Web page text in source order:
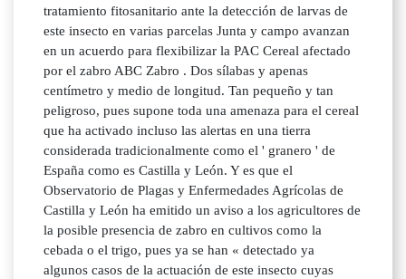
tratamiento fitosanitario ante la detección de larvas de
este insecto en varias parcelas Junta y campo avanzan
en un acuerdo para flexibilizar la PAC Cereal afectado
por el zabro ABC Zabro . Dos sílabas y apenas
centímetro y medio de longitud. Tan pequeño y tan
peligroso, pues supone toda una amenaza para el cereal
que ha activado incluso las alertas en una tierra
considerada tradicionalmente como el ' granero ' de
España como es Castilla y León. Y es que el
Observatorio de Plagas y Enfermedades Agrícolas de
Castilla y León ha emitido un aviso a los agricultores de
la posible presencia de zabro en cultivos como la
cebada o el trigo, pues ya se han « detectado ya
algunos casos de la actuación de este insecto cuyas